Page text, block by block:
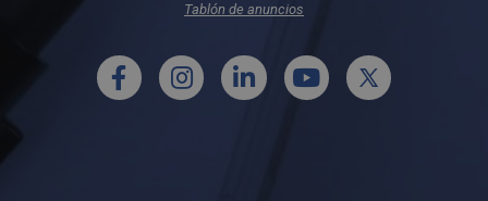
Tablón de anuncios